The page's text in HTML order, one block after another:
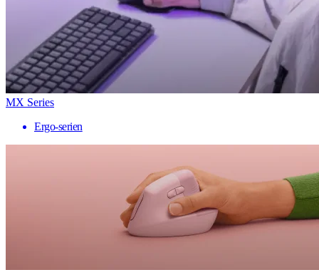
MX Series
Ergo-serien